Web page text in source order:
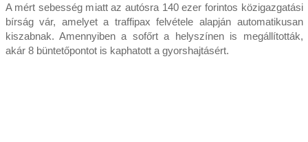
A mért sebesség miatt az autósra 140 ezer forintos közigazgatási
bírság vár, amelyet a traffipax felvétele alapján automatikusan
kiszabnak. Amennyiben a sofőrt a helyszínen is megállították,
akár 8 büntetőpontot is kaphatott a gyorshajtásért.